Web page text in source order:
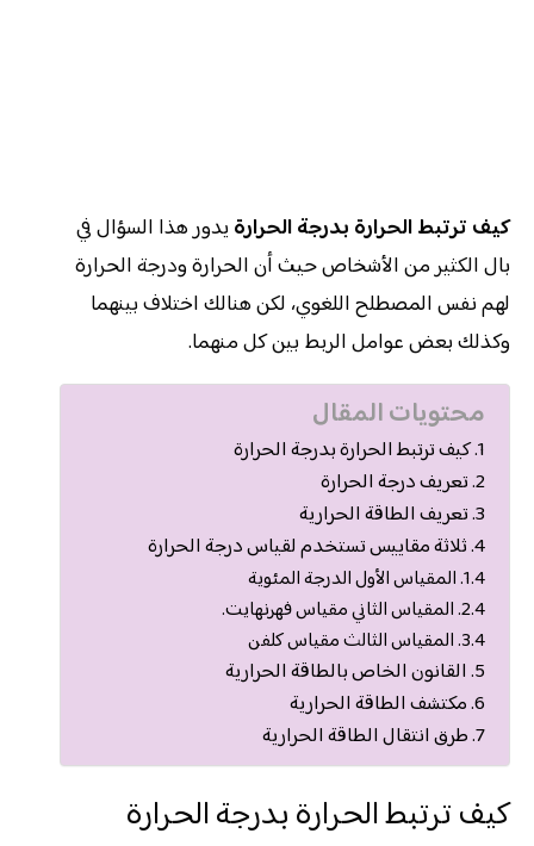
كيف ترتبط الحرارة بدرجة الحرارة يدور هذا السؤال في
بال الكثير من الأشخاص حيث أن الحرارة ودرجة الحرارة
لهم نفس المصطلح اللغوي، لكن هنالك اختلاف بينهما
وكذلك بعض عوامل الربط بين كل منهما.
محتويات المقال
كيف ترتبط الحرارة بدرجة الحرارة
تعريف درجة الحرارة
تعريف الطاقة الحرارية
ثلاثة مقاييس تستخدم لقياس درجة الحرارة
المقياس الأول الدرجة المئوية
المقياس الثاني مقياس فهرنهايت.
المقياس الثالث مقياس كلفن
القانون الخاص بالطاقة الحرارية
مكتشف الطاقة الحرارية
طرق انتقال الطاقة الحرارية
كيف ترتبط الحرارة بدرجة الحرارة